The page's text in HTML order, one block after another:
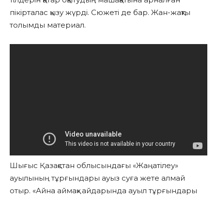
пікірталас қызу жүрді. Сюжеті де бар. Жан-жақты
толымды материал.
Шығыс Қазақстан облысындағы «Жаңатілеу»
ауылының тұрғындары ауыз суға жете алмай
отыр. «Айна аймақ» айдарында ауыл тұрғындары